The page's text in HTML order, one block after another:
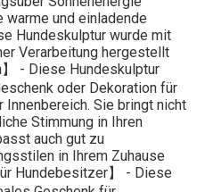
warme und einladende
Hundeskulptur wurde mit
Verarbeitung hergestellt
- Diese Hundeskulptur
oder Dekoration für
Innenbereich. Sie bringt nicht
Stimmung in Ihren
auch gut zu
in Ihrem Zuhause
Hundebesitzer】 - Diese